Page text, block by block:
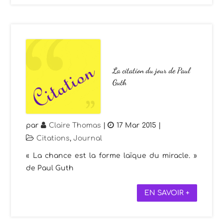
La citation du jour de Paul
Guth
par Claire Thomas | 17 Mar 2015 |
Citations,Journal
« La chance est la forme laïque du miracle. »
de Paul Guth
EN SAVOIR +